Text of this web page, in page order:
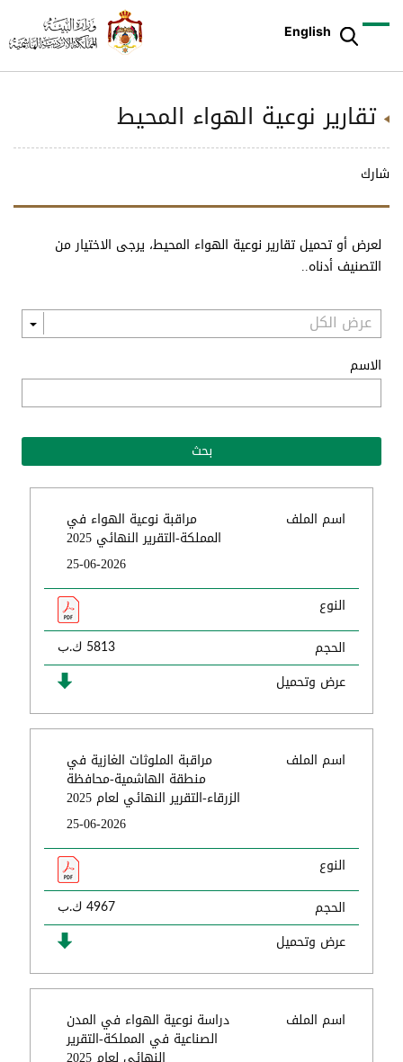
English
تقارير نوعية الهواء المحيط
شارك
لعرض أو تحميل تقارير نوعية الهواء المحيط، يرجى الاختيار من
التصنيف أدناه..
الاسم
اسم الملف مراقبة نوعية الهواء في
المملكة-التقرير النهائي 2025
25-06-2026
النوع
الحجم
5813 ك.ب
عرض وتحميل
اسم الملف مراقبة الملوثات الغازية في
منطقة الهاشمية-محافظة
الزرقاء-التقرير النهائي لعام 2025
25-06-2026
النوع
الحجم
4967 ك.ب
عرض وتحميل
اسم الملف دراسة نوعية الهواء في المدن
الصناعية في المملكة-التقرير